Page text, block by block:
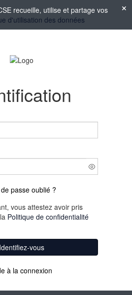
recueille, utilise et partage vos
d'utilisation des données
passe oublié ?
vous attestez avoir pris
Politique de confidentialité
Identifiez-vous
à la connexion